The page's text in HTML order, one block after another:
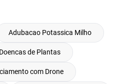
Adubacao Potassica Milho
de Plantas
com Drone